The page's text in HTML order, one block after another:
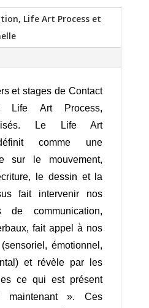
Life Art Process et
et stages de Contact
Life Art Process,
Le Life Art
comme une
sur le mouvement,
le dessin et la
fait intervenir nos
de communication,
fait appel à nos
émotionnel,
et révèle par les
ce qui est présent
». Ces